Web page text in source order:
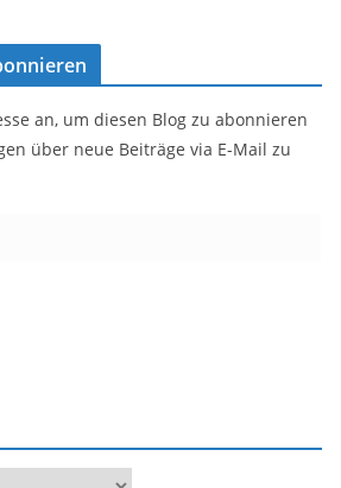
an, um diesen Blog zu abonnieren
über neue Beiträge via E-Mail zu